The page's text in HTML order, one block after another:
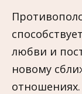
любви и
новому